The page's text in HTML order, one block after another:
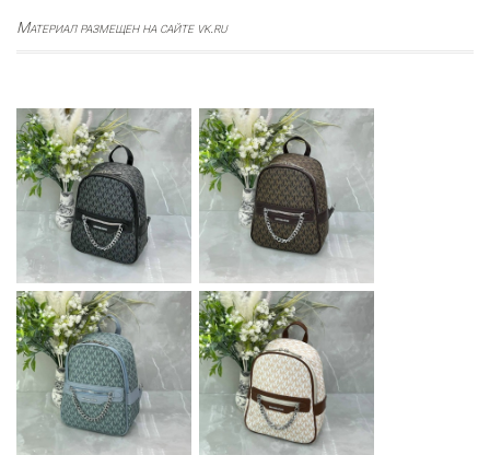
Материал размещен на сайте vk.ru